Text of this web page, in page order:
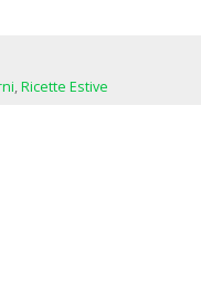
,Ricette Estive